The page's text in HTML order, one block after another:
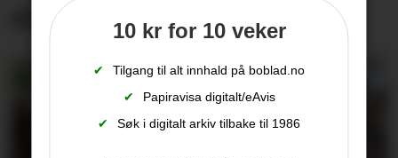
10 kr for 10 veker
✔
Tilgang til alt innhald på boblad.no
✔
Papiravisa digitalt/eAvis
✔
Søk i digitalt arkiv tilbake til 1986
elsparkesykkelulykke